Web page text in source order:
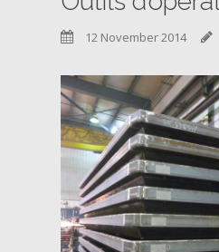
 12 November 2014 